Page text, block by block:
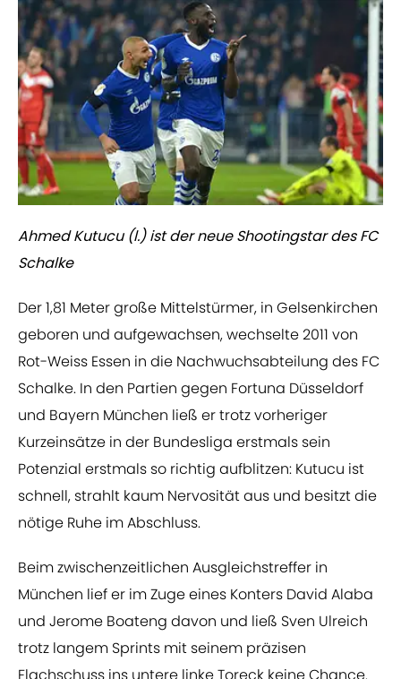
Ahmed Kutucu (l.) ist der neue Shootingstar des FC
Schalke
Der 1,81 Meter große Mittelstürmer, in Gelsenkirchen
geboren und aufgewachsen, wechselte 2011 von
Rot-Weiss Essen in die Nachwuchsabteilung des FC
Schalke. In den Partien gegen Fortuna Düsseldorf
und Bayern München ließ er trotz vorheriger
Kurzeinsätze in der Bundesliga erstmals sein
Potenzial erstmals so richtig aufblitzen: Kutucu ist
schnell, strahlt kaum Nervosität aus und besitzt die
nötige Ruhe im Abschluss.
Beim zwischenzeitlichen Ausgleichstreffer in
München lief er im Zuge eines Konters David Alaba
und Jerome Boateng davon und ließ Sven Ulreich
trotz langem Sprints mit seinem präzisen